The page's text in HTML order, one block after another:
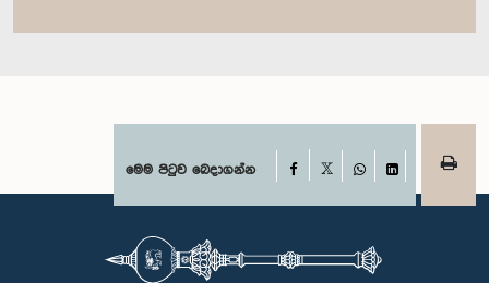
මෙම පිටුව බෙදාගන්න Facebook
WhatsAppLinkedIn